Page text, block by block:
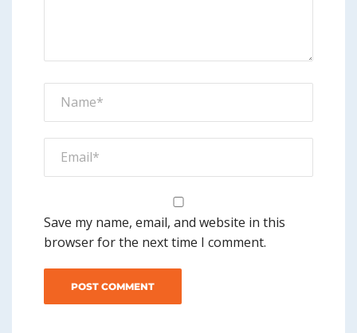
Save my name, email, and website in this
browser for the next time I comment.